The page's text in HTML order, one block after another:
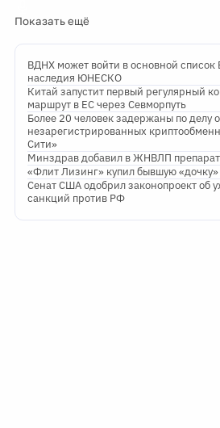
Показать ещё
ВДНХ может войти в основной список
наследия ЮНЕСКО
Китай запустит первый регулярный
маршрут в ЕС через Севморпуть
Более 20 человек задержаны по делу о
незарегистрированных
Сити»
Минздрав добавил в ЖНВЛП препарат
«Флит Лизинг» купил бывшую
Сенат США одобрил законопроект об
санкций против РФ